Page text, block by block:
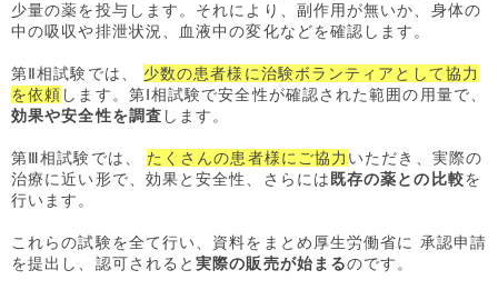
少量の薬を投与します。それにより、 副作用が無いか、身体の
中の吸収や排泄状況、血液中の変化などを確認します。
第Ⅱ相試験では、 少数の患者様に治験ボランティアとして協力
を依頼 します。第Ⅰ相試験で安全性が確認された範囲の用量で、
効果や安全性を調査 します。
第Ⅲ相試験では、 たくさんの患者様にご協力 いただき、実際の
治療に近い形で、効果と安全性、さらには 既存の薬との比較を
行います。
これらの試験を全て行い、資料をまとめ厚生労働省に 承認申請
を提出し、認可されると実際の販売が始まるのです。